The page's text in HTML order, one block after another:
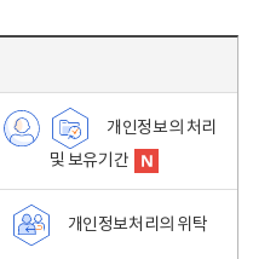
개인정보의 처리
및 보유기간
개인정보처리의 위탁